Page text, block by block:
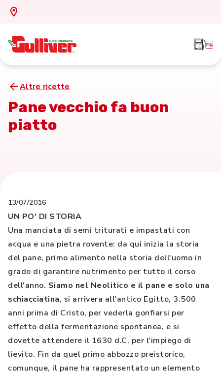
Altre ricette
Pane vecchio fa buon
piatto
13/07/2016
UN PO' DI STORIA
Una manciata di semi triturati e impastati con
acqua e una pietra rovente: da qui inizia la storia
del pane, primo alimento nella storia dell'uomo in
grado di garantire nutrimento per tutto il corso
dell'anno. Siamo nel Neolitico e il pane e solo una
schiacciatina, si arrivera all'antico Egitto, 3.500
anni prima di Cristo, per vederla gonfiarsi per
effetto della fermentazione spontanea, e si
dovette attendere il 1630 d.C. per l'impiego di
lievito. Fin da quel primo abbozzo preistorico,
comunque, il pane ha rappresentato un elemento